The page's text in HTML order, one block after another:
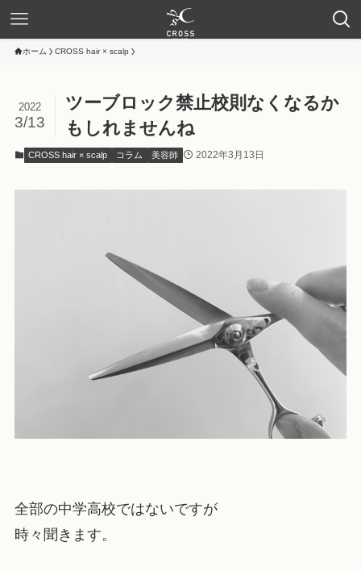
ホーム CROSS hair × scalp
ツーブロック禁止校則なくなるか
もしれませんね
2022
3/13
CROSS hair × scalp コラム 美容師 2022年3月13日
全部の中学高校ではないですが
時々聞きます。